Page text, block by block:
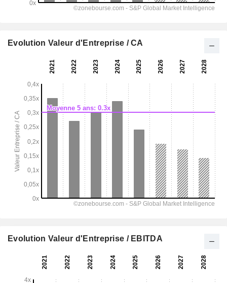
Evolution Valeur d'Entreprise / CA
Evolution Valeur d'Entreprise / EBITDA